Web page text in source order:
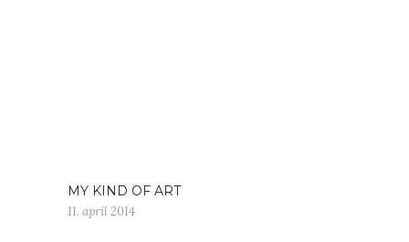
MY KIND OF ART
11. april 2014